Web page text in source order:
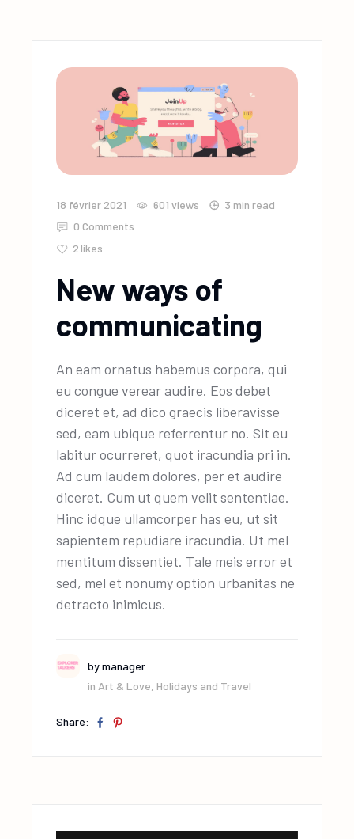
18 février 2021 601views
3 min read
0 Comments
2 likes
New ways of
communicating
An eam ornatus habemus corpora, qui
eu congue verear audire. Eos debet
diceret et, ad dico graecis liberavisse
sed, eam ubique referrentur no. Sit eu
labitur ocurreret, quot iracundia pri in.
Ad cum laudem dolores, per et audire
diceret. Cum ut quem velit sententiae.
Hinc idque ullamcorper has eu, ut sit
sapientem repudiare iracundia. Ut mel
mentitum dissentiet. Tale meis error et
sed, mel et nonumy option urbanitas ne
detracto inimicus.
bymanager
in Art & Love, Holidays and Travel
Share: